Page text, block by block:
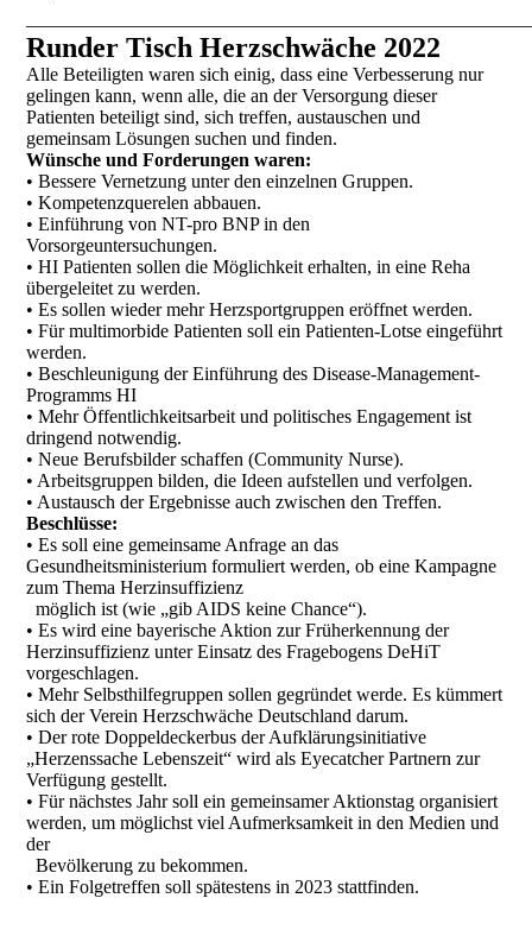
Runder Tisch Herzschwäche 2022
Alle Beteiligten waren sich einig, dass eine Verbesserung nur
gelingen kann, wenn alle, die an der Versorgung dieser
Patienten beteiligt sind, sich treffen, austauschen und
gemeinsam Lösungen suchen und finden.
Wünsche und Forderungen waren:
• Bessere Vernetzung unter den einzelnen Gruppen.
• Kompetenzquerelen abbauen.
• Einführung von NT-pro BNP in den
Vorsorgeuntersuchungen.
• HI Patienten sollen die Möglichkeit erhalten, in eine Reha
übergeleitet zu werden.
• Es sollen wieder mehr Herzsportgruppen eröffnet werden.
• Für multimorbide Patienten soll ein Patienten-Lotse eingeführt
werden.
• Beschleunigung der Einführung des Disease-Management-
Programms HI
• Mehr Öffentlichkeitsarbeit und politisches Engagement ist
dringend notwendig.
• Neue Berufsbilder schaffen (Community Nurse).
• Arbeitsgruppen bilden, die Ideen aufstellen und verfolgen.
• Austausch der Ergebnisse auch zwischen den Treffen.
Beschlüsse:
• Es soll eine gemeinsame Anfrage an das
Gesundheitsministerium formuliert werden, ob eine Kampagne
zum Thema Herzinsuffizienz
möglich ist (wie „gib AIDS keine Chance“).
• Es wird eine bayerische Aktion zur Früherkennung der
Herzinsuffizienz unter Einsatz des Fragebogens DeHiT
vorgeschlagen.
• Mehr Selbsthilfegruppen sollen gegründet werde. Es kümmert
sich der Verein Herzschwäche Deutschland darum.
• Der rote Doppeldeckerbus der Aufklärungsinitiative
„Herzenssache Lebenszeit“ wird als Eyecatcher Partnern zur
Verfügung gestellt.
• Für nächstes Jahr soll ein gemeinsamer Aktionstag organisiert
werden, um möglichst viel Aufmerksamkeit in den Medien und
der
Bevölkerung zu bekommen.
• Ein Folgetreffen soll spätestens in 2023 stattfinden.